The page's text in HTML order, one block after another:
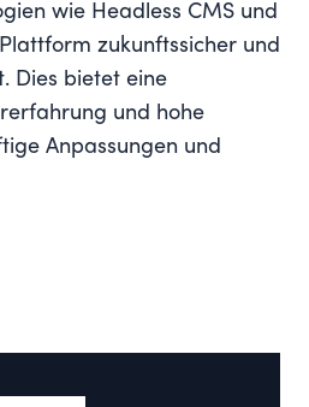
wie Headless CMS und
zukunftssicher und
Dies bietet eine
und hohe
Anpassungen und